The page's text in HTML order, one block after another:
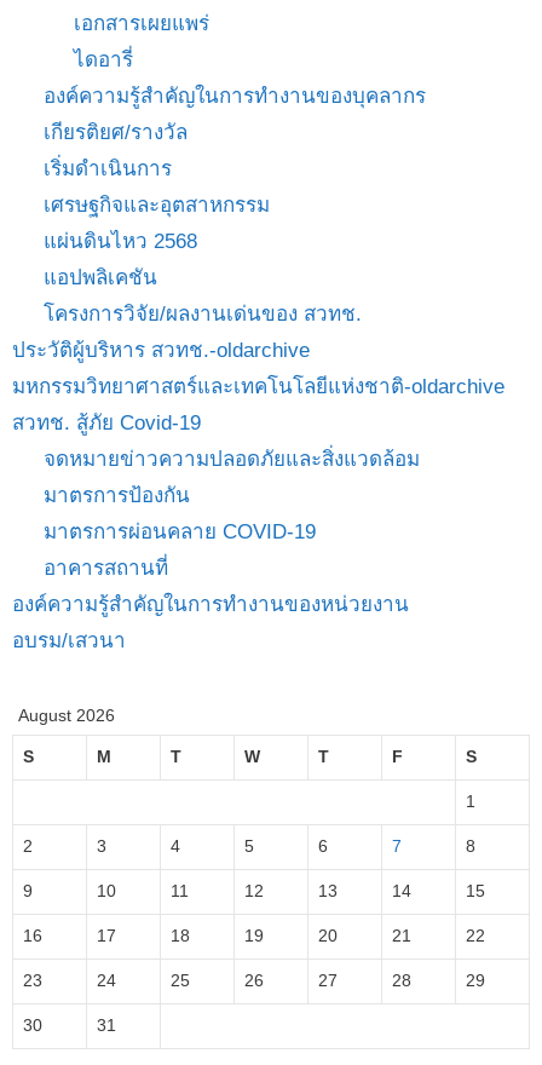
เอกสารเผยแพร่
ไดอารี่
องค์ความรู้สำคัญในการทำงานของบุคลากร
เกียรติยศ/รางวัล
เริ่มดำเนินการ
เศรษฐกิจและอุตสาหกรรม
แผ่นดินไหว 2568
แอปพลิเคชัน
โครงการวิจัย/ผลงานเด่นของ สวทช.
ประวัติผู้บริหาร สวทช.-oldarchive
มหกรรมวิทยาศาสตร์และเทคโนโลยีแห่งชาติ-oldarchive
สวทช. สู้ภัย Covid-19
จดหมายข่าวความปลอดภัยและสิ่งแวดล้อม
มาตรการป้องกัน
มาตรการผ่อนคลาย COVID-19
อาคารสถานที่
องค์ความรู้สำคัญในการทำงานของหน่วยงาน
อบรม/เสวนา
August 2026
S M T W T F S
1
2 3 4 5 6 7 8
9 10 11 12 13 14 15
16 17 18 19 20 21 22
23 24 25 26 27 28 29
30 31